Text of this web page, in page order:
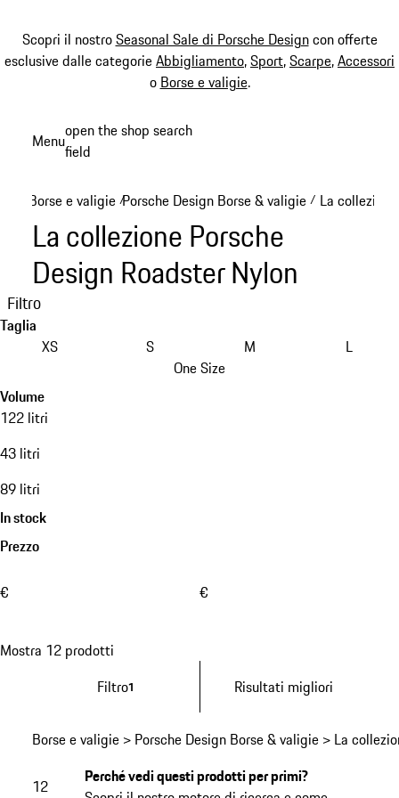
Scopri il nostroSeasonal Sale di Porsche Designcon offerte
esclusive dalle categorieAbbigliamento,Sport,Scarpe,Accessori
o Borse e valigie.
Menuopen the shop search
field
Borse e valigie /Porsche Design Borse & valigie / La
La collezione Porsche
Design Roadster Nylon
Filtro
Taglia
XS
S M
L
One Size
Volume
122 litri
43 litri
89 litri
In stock
Prezzo
€ €
Mostra 12 prodotti
Filtro1 Risultati migliori
Borse e valigie > Porsche Design Borse & valigie > La
12
Perché vedi questi prodotti per primi?